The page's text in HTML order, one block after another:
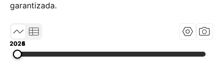
garantizada.
2023
2024
2025
2026